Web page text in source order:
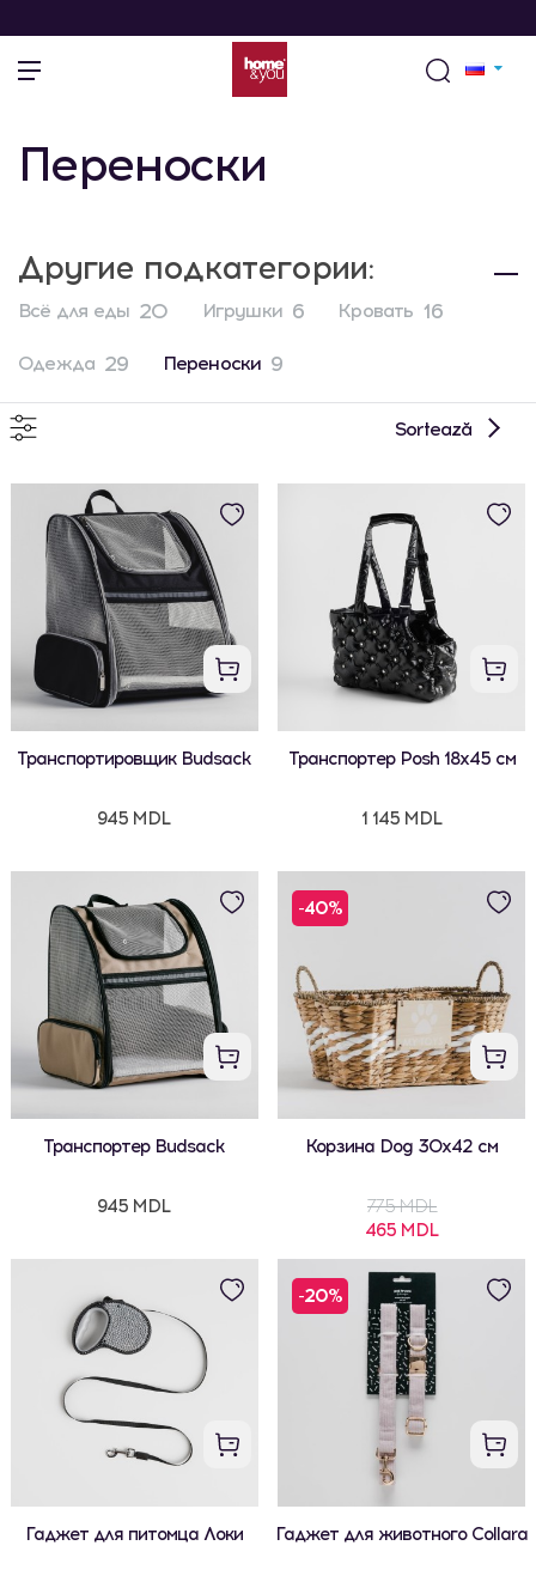
Переноски
Другие подкатегории:
Всё для еды 20 Игрушки 6 Кровать 16
Одежда 29 Переноски 9
Sortează
Транспортировщик Budsack
945 MDL
Транспортер Posh 18x45 см
1 145 MDL
Транспортер Budsack
945 MDL
-40%
Корзина Dog 30x42 см
775 MDL
465 MDL
Гаджет для питомца Локи
-20%
Гаджет для животного Collara